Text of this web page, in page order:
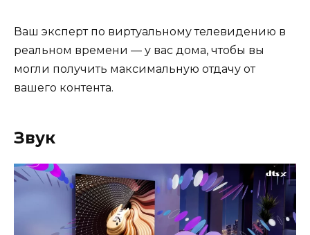
Ваш эксперт по виртуальному телевидению в
реальном времени — у вас дома, чтобы вы
могли получить максимальную отдачу от
вашего контента.
Звук